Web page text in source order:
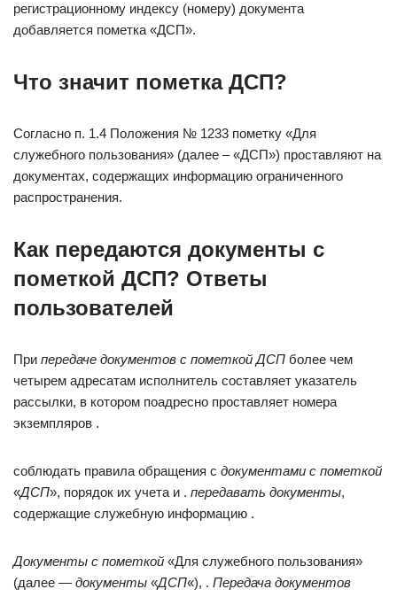
регистрационному индексу (номеру) документа
добавляется пометка «ДСП».
Что значит пометка ДСП?
Согласно п. 1.4 Положения № 1233 пометку «Для
служебного пользования» (далее – «ДСП») проставляют на
документах, содержащих информацию ограниченного
распространения.
Как передаются документы с
пометкой ДСП? Ответы
пользователей
При передаче документов с пометкой ДСП более чем
четырем адресатам исполнитель составляет указатель
рассылки, в котором поадресно проставляет номера
экземпляров .
соблюдать правила обращения с документами с пометкой
«ДСП», порядок их учета и . передавать документы,
содержащие служебную информацию .
Документы с пометкой «Для служебного пользования»
(далее — документы «ДСП«), . Передача документов